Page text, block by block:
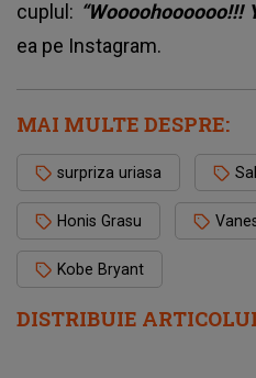
DISTRIBUIE
cuplul: “Woooohoooooo!!!
ea pe Instagram.
MAI MULTE DESPRE:
surpriza uriasa
Honis Grasu
Kobe Bryant